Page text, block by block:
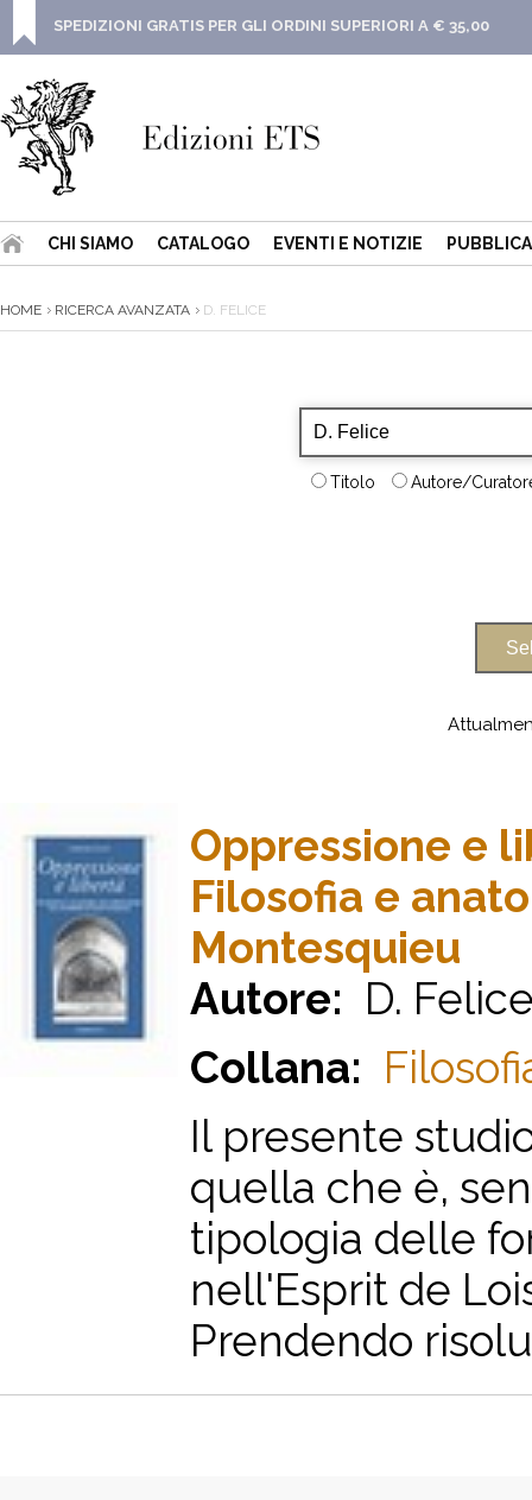
SPEDIZIONI GRATIS PER GLI ORDINI SUPERIORI A € 35,00
CHI SIAMO CATALOGO EVENTI E NOTIZIE
HOME RICERCA AVANZATA D. FELICE
Titolo Autore/
Oppressione e
Filosofia e
Montesquieu
Autore: D.
Collana:
Il presente
quella che è,
tipologia delle
nell'Esprit de
Prendendo